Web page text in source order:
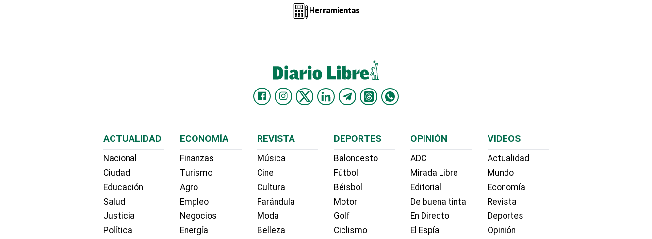
Herramientas
ACTUALIDAD
Nacional
Ciudad
Educación
Salud
Justicia
Política
ECONOMÍA
Finanzas
Turismo
Agro
Empleo
Negocios
Energía
REVISTA
Música
Cine
Cultura
Farándula
Moda
Belleza
DEPORTES
Baloncesto
Fútbol
Béisbol
Motor
Golf
Ciclismo
OPINIÓN
ADC
Mirada Libre
Editorial
De buena tinta
En Directo
El Espía
VIDEOS
Actualidad
Mundo
Economía
Revista
Deportes
Opinión